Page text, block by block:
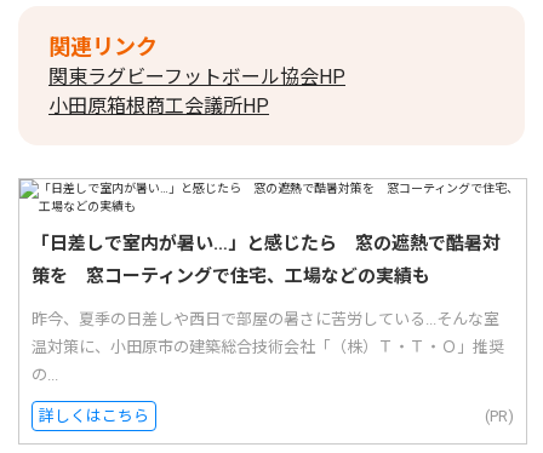
関連リンク
関東ラグビーフットボール協会HP
小田原箱根商工会議所HP
「日差しで室内が暑い…」と感じたら 窓の遮熱で酷暑対
策を 窓コーティングで住宅、工場などの実績も
昨今、夏季の日差しや西日で部屋の暑さに苦労している...そんな室
温対策に、小田原市の建築総合技術会社「（株）Ｔ・Ｔ・Ｏ」推奨
の...
詳しくはこちら (PR)